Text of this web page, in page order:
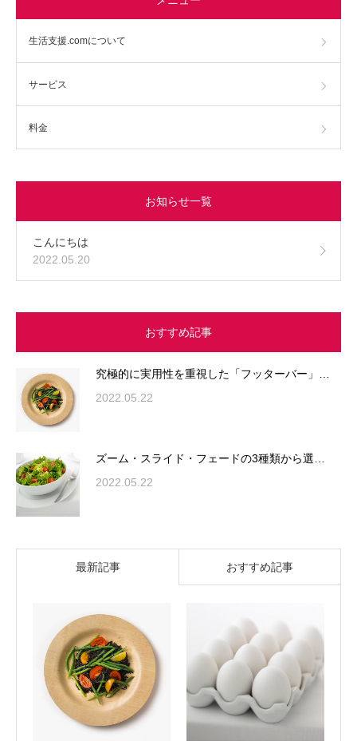
生活支援.comについて
サービス
料金
お知らせ一覧
こんにちは
2022.05.20
おすすめ記事
究極的に実用性を重視した「フッターバー」…
2022.05.22
ズーム・スライド・フェードの3種類から選…
2022.05.22
最新記事 おすすめ記事